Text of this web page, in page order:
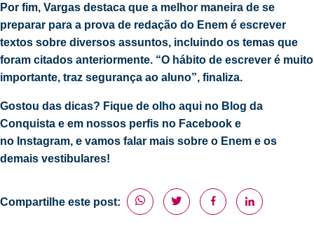
Por fim, Vargas destaca que a melhor maneira de se
preparar para a prova de redação do Enem é escrever
textos sobre diversos assuntos, incluindo os temas que
foram citados anteriormente. “O hábito de escrever é muito
importante, traz segurança ao aluno”, finaliza.
Gostou das dicas? Fique de olho aqui no Blog da
Conquista e em nossos perfis no Facebook e
no Instagram, e vamos falar mais sobre o Enem e os
demais vestibulares!
Compartilhe este post: